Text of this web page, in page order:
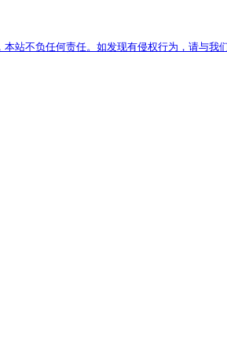
不负任何责任。如发现有侵权行为，请与我